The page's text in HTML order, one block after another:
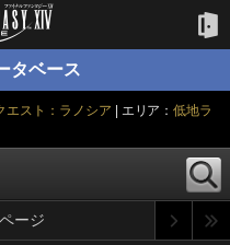
タベース
エスト：ラノシア | エリア：低地ラ
ージ